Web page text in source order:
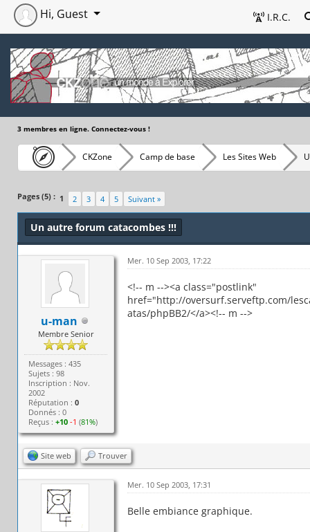
I.R.C.
Hi, Guest
3 membres en ligne. Connectez-vous !
CKZone Camp de base Les Sites Web
Pages (5) : 1 2 3 4 5 Suivant »
Un autre forum catacombes !!!
u-man
Membre Senior
Messages : 435
Sujets : 98
Inscription : Nov.
2002
Réputation :0
Donnés : 0
Reçus :+10 -1 (81%)
Mer. 10 Sep 2003, 17:22
<!-- m --><a class="postlink"
href="http://oversurf.serveftp.com/
atas/phpBB2/</a><!-- m -->
Site web Trouver
Mer. 10 Sep 2003, 17:31
Belle embiance graphique.